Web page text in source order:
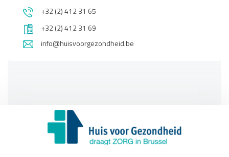
+32 (2) 412 31 65
+32 (2) 412 31 69
info@huisvoorgezondheid.be